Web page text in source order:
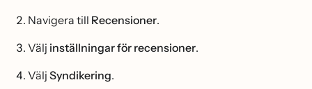
Navigera till Recensioner.
Välj inställningar för recensioner.
Välj Syndikering.